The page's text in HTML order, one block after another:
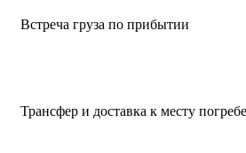
Встреча груза по прибытии
Трансфер и доставка к месту